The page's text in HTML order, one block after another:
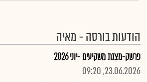
הודעות בורסה - מאיה
פרשק-מצגת משקיעים -יוני 2026
23.06.2026, 09:20